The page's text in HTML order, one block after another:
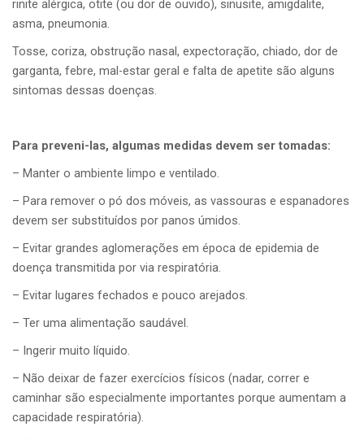
rinite alérgica, otite (ou dor de ouvido), sinusite, amigdalite,
asma, pneumonia.
Tosse, coriza, obstrução nasal, expectoração, chiado, dor de
garganta, febre, mal-estar geral e falta de apetite são alguns
sintomas dessas doenças.
Para preveni-las, algumas medidas devem ser tomadas:
– Manter o ambiente limpo e ventilado.
– Para remover o pó dos móveis, as vassouras e espanadores
devem ser substituídos por panos úmidos.
– Evitar grandes aglomerações em época de epidemia de
doença transmitida por via respiratória.
– Evitar lugares fechados e pouco arejados.
– Ter uma alimentação saudável.
– Ingerir muito líquido.
– Não deixar de fazer exercícios físicos (nadar, correr e
caminhar são especialmente importantes porque aumentam a
capacidade respiratória).